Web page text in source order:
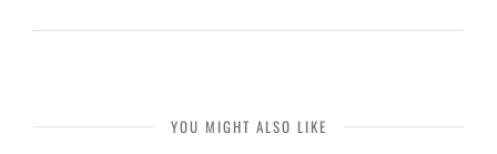
YOU MIGHT ALSO LIKE